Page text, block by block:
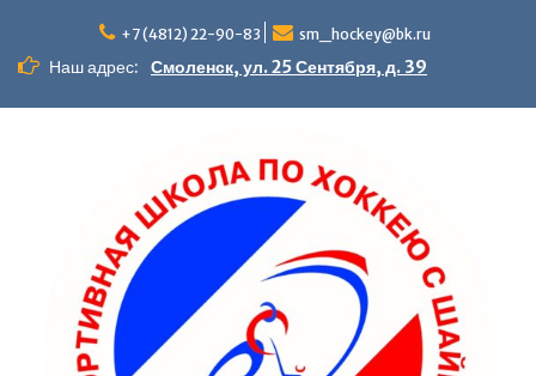
содержимому
+7 (4812) 22-90-83 sm_hockey@bk.ru
Наш адрес: Смоленск, ул. 25 Сентября, д. 39